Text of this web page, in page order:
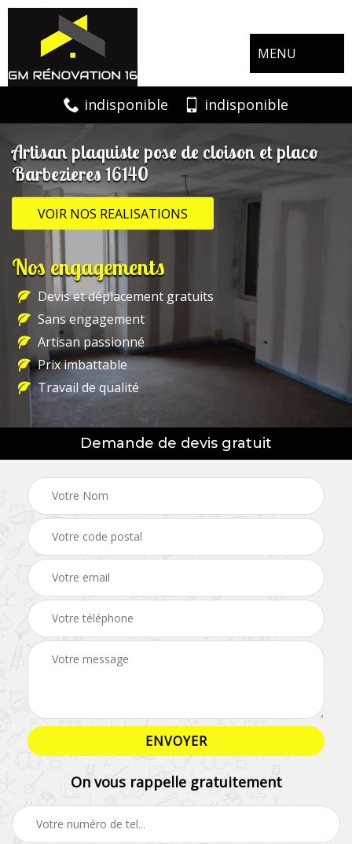
MENU
indisponible indisponible
Artisan plaquiste pose de cloison et placo
Barbezieres 16140
VOIR NOS REALISATIONS
Nos engagements
Devis et déplacement gratuits
Sans engagement
Artisan passionné
Prix imbattable
Travail de qualité
Demande de devis gratuit
On vous rappelle gratuitement